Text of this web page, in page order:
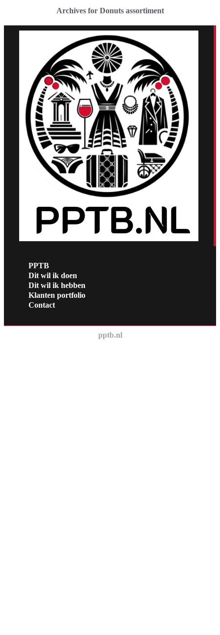
Archives for Donuts assortiment
PPTB
Dit wil ik doen
Dit wil ik hebben
Klanten portfolio
Contact
pptb.nl